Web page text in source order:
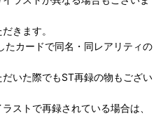
きます。
たカードで同名・同レアリティの
いた際でもST再録の物もござい
ストで再録されている場合は、